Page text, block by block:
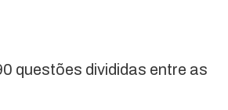
questões divididas entre as